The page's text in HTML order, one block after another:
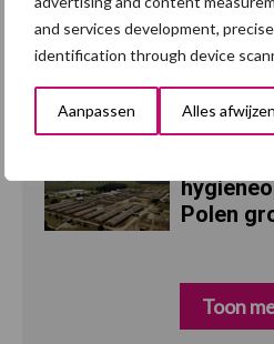
and services development,
identification through device
Aanpassen Alles afwijzen
grillig:
in de
Polen
Toon